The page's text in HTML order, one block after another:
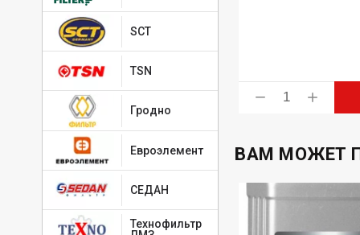
SCT
TSN
Гродно
Евроэлемент
СЕДАН
Технофильтр
1 556 Р
ВАМ МОЖЕТ